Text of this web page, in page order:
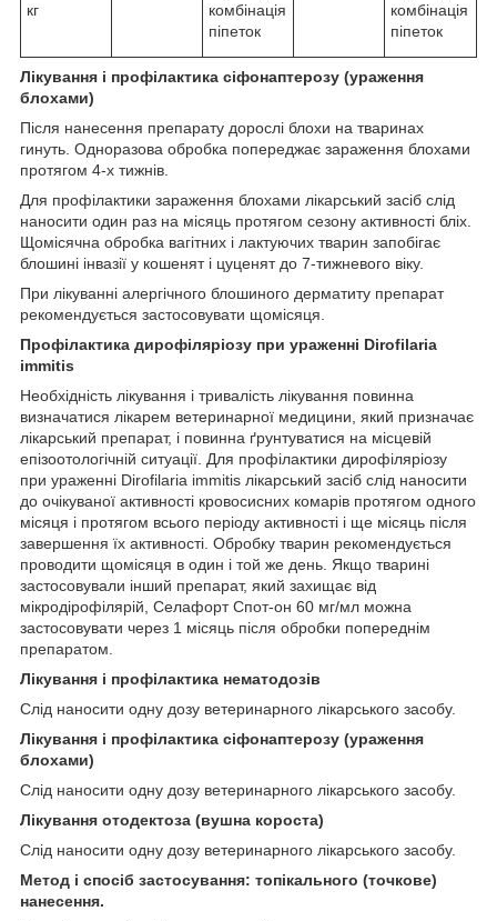
кг
комбінація
піпеток
комбінація
піпеток
Лікування і профілактика сіфонаптерозу (ураження
блохами)
Після нанесення препарату дорослі блохи на тваринах
гинуть. Одноразова обробка попереджає зараження блохами
протягом 4-х тижнів.
Для профілактики зараження блохами лікарський засіб слід
наносити один раз на місяць протягом сезону активності бліх.
Щомісячна обробка вагітних і лактуючих тварин запобігає
блошині інвазії у кошенят і цуценят до 7-тижневого віку.
При лікуванні алергічного блошиного дерматиту препарат
рекомендується застосовувати щомісяця.
Профілактика дирофіляріозу при ураженні Dirofilaria
immitis
Необхідність лікування і тривалість лікування повинна
визначатися лікарем ветеринарної медицини, який призначає
лікарський препарат, і повинна ґрунтуватися на місцевій
епізоотологічній ситуації. Для профілактики дирофіляріозу
при ураженні Dirofilaria immitis лікарський засіб слід наносити
до очікуваної активності кровосисних комарів протягом одного
місяця і протягом всього періоду активності і ще місяць після
завершення їх активності. Обробку тварин рекомендується
проводити щомісяця в один і той же день. Якщо тварині
застосовували інший препарат, який захищає від
мікродірофілярій, Селафорт Спот-он 60 мг/мл можна
застосовувати через 1 місяць після обробки попереднім
препаратом.
Лікування і профілактика нематодозів
Слід наносити одну дозу ветеринарного лікарського засобу.
Лікування і профілактика сіфонаптерозу (ураження
блохами)
Слід наносити одну дозу ветеринарного лікарського засобу.
Лікування отодектоза (вушна короста)
Слід наносити одну дозу ветеринарного лікарського засобу.
Метод і спосіб застосування: топікального (точкове)
нанесення.